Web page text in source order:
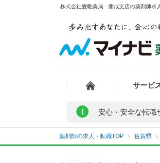
株式会社愛敬薬局 開成支店の薬剤師求
サービ
! 安心・安全な転職
薬剤師の求人・転職TOP 佐賀県